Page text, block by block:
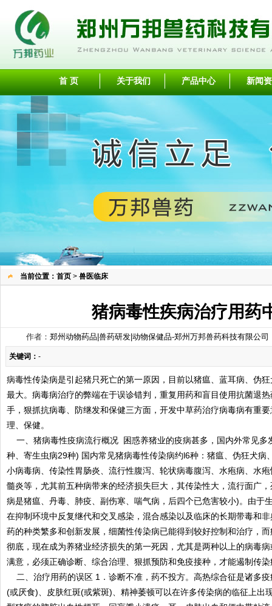
首 页 关于我们 产品中心 新闻
当前位置： 首页 > 兽医临床
猪病毒性疾病治疗用药
作者： 郑州动物药品|兽药研发|动物保健品-郑州万邦兽药科技有限公司
关键词：-
病毒性传染病是引起猪只死亡的第一原因，目前以猪瘟、蓝耳病、伪
最大。病毒病治疗的弊端在于误诊错判，重复用药和盲目使用抗菌退
手，狠抓抗病毒、防继发和保健三方面，开发中草药治疗病毒病有重
理、保健。
一、猪病毒性疫病流行概况 困惑养猪业的疫病甚多，国内外常见多
种、寄生虫病29种) 国内常见猪病毒性传染病约l6种：猪瘟、伪狂犬
小病毒病、传染性胃肠炎、流行性腹泻、轮状病毒腹泻、水疱病、水
髓炎等，尤其前五种病带来的经济损失巨大，其传染性大，流行面广
病是猪瘟、丹毒、肺疫、副伤寒、喘气病，后四个已危害较小)。由于
在抑制环境中反复继代和交叉感染，混合感染以及临床的长期带毒和
药的种类繁多和创新发展，细菌性传染病已能得到较好控制和治疗，
彻底，现在成为养猪业经济损失的第一死因，尤其是两种以上的病毒
满意，必须正确诊断、综合治理、狠抓预防和免疫接种，才能遏制传
二、治疗用药的误区 1．诊断不准，药不投方。高热综合征是诸多
(或厌食)、皮肤红斑(或紫斑)、精神萎顿可以在许多传染病的临征上出